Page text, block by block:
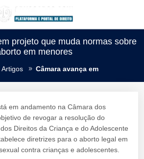
projeto que muda normas sobre
em menores
Artigos Câmara avança em
em andamento na Câmara dos
de revogar a resolução do
Direitos da Criança e do Adolescente
diretrizes para o aborto legal em
contra crianças e adolescentes.